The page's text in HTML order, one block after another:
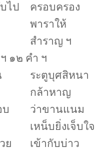
ไป
ครอบครอง
พาราให้
สำราญ ฯ
ฯ ๑๒ คำ ฯ
ระตูบุศสิหนา
กล้าหาญ
ว่าขานแนม
เหน็บยิ่งเจ็บใจ
ย
เข้ากับบ่าว